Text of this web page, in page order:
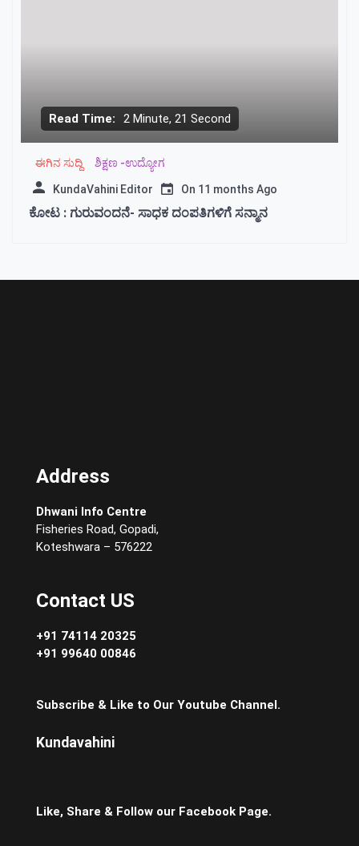
Read Time: 2 Minute, 21 Second
ಈಗಿನ ಸುದ್ದಿ ಶಿಕ್ಷಣ -ಉದ್ಯೋಗ
KundaVahini Editor On 11 months Ago
ಕೋಟ : ಗುರುವಂದನೆ- ಸಾಧಕ ದಂಪತಿಗಳಿಗೆ ಸನ್ಮಾನ
Address
Dhwani Info Centre
Fisheries Road, Gopadi,
Koteshwara – 576222
Contact US
+91 74114 20325
+91 99640 00846
Subscribe & Like to Our Youtube Channel.
Kundavahini
Like, Share & Follow our Facebook Page.